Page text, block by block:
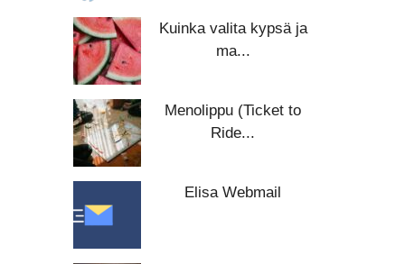
Kuinka valita kypsä ja
ma...
Menolippu (Ticket to
Ride...
Elisa Webmail